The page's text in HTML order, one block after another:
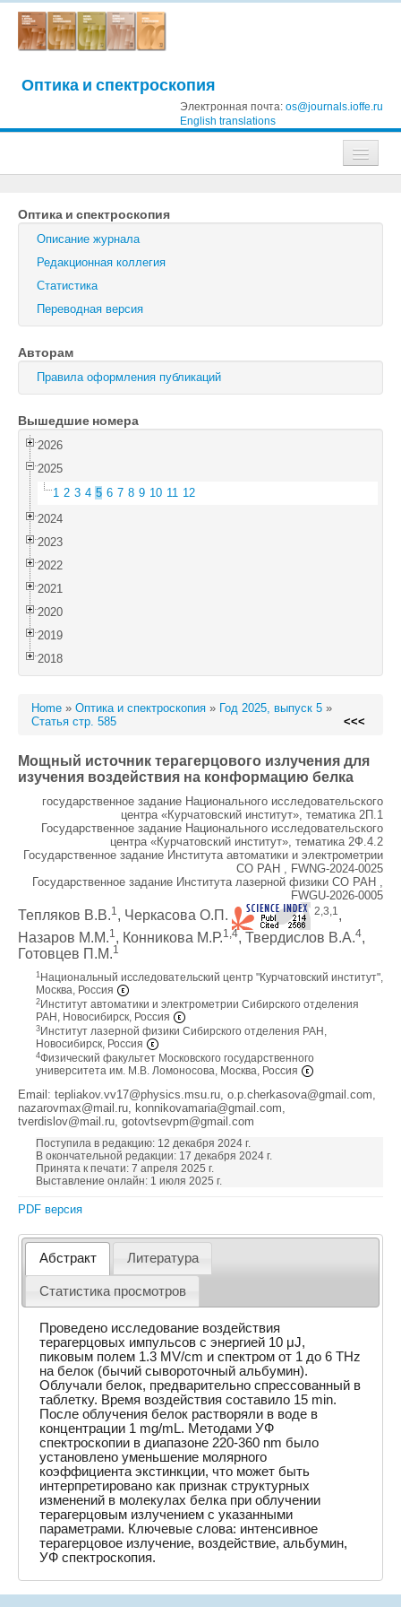
Оптика и спектроскопия
Электронная почта: os@journals.ioffe.ru
English translations
Журнал технической физики
Письма в Журнал технической физики
Физика твердого тела
Физика и техника полупроводников
Оптика и спектроскопия
Поиск
Войти
Оптика и спектроскопия
Описание журнала
Редакционная коллегия
Статистика
Переводная версия
Авторам
Правила оформления публикаций
Вышедшие номера
2026
2025
1 2 3 4 5 6 7 8 9 10 11 12
2024
2023
2022
2021
2020
2019
2018
Home » Оптика и спектроскопия » Год 2025, выпуск 5 »
Статья стр. 585
<<<
Мощный источник терагерцового излучения для
изучения воздействия на конформацию белка
государственное задание Национального исследовательского
центра «Курчатовский институт», тематика 2П.1
Государственное задание Национального исследовательского
центра «Курчатовский институт», тематика 2Ф.4.2
Государственное задание Института автоматики и электрометрии
СО РАН , FWNG-2024-0025
Государственное задание Института лазерной физики СО РАН ,
FWGU-2026-0005
Тепляков В.В.1 , Черкасова О.П. 2,3,1 ,
Назаров М.М.1, Конникова М.Р.1,4, Твердислов В.А.4,
Готовцев П.М.1
1 Национальный исследовательский центр "Курчатовский институт",
Москва, Россия
2 Институт автоматики и электрометрии Сибирского отделения
РАН, Новосибирск, Россия
3 Институт лазерной физики Сибирского отделения РАН,
Новосибирск, Россия
4Физический факультет Московского государственного
университета им. М.В. Ломоносова, Москва, Россия
Email: tepliakov.vv17@physics.msu.ru, o.p.cherkasova@gmail.com,
nazarovmax@mail.ru, konnikovamaria@gmail.com,
tverdislov@mail.ru, gotovtsevpm@gmail.com
Поступила в редакцию: 12 декабря 2024 г.
В окончательной редакции: 17 декабря 2024 г.
Принята к печати: 7 апреля 2025 г.
Выставление онлайн: 1 июля 2025 г.
PDF версия
Абстракт Литература
Статистика просмотров
Проведено исследование воздействия
терагерцовых импульсов с энергией 10 μJ,
пиковым полем 1.3 MV/cm и спектром от 1 до 6 THz
на белок (бычий сывороточный альбумин).
Облучали белок, предварительно спрессованный в
таблетку. Время воздействия составило 15 min.
После облучения белок растворяли в воде в
концентрации 1 mg/mL. Методами УФ
спектроскопии в диапазоне 220-360 nm было
установлено уменьшение молярного
коэффициента экстинкции, что может быть
интерпретировано как признак структурных
изменений в молекулах белка при облучении
терагерцовым излучением с указанными
параметрами. Ключевые слова: интенсивное
терагерцовое излучение, воздействие, альбумин,
УФ спектроскопия.